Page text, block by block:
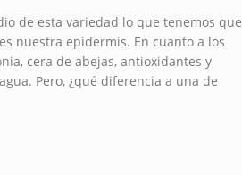
de esta variedad lo que tenemos que
nuestra epidermis. En cuanto a los
cera de abejas, antioxidantes y
Pero, ¿qué diferencia a una de